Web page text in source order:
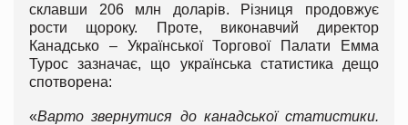
склавши 206 млн доларів. Різниця продовжує
рости щороку. Проте, виконавчий директор
Канадсько – Української Торгової Палати Емма
Турос зазначає, що українська статистика дещо
спотворена:
«Варто звернутися до канадської статистики.